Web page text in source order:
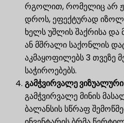
რგოლით, რომელიც არ
დროს, ეფექტურად
ხელს უშლის შაქრისა და
ან მშრალი საქონლის
აკმაყოფილებს 3 თვეზე
საჭიროებებს.
გამჭვირვალე ვიზუალური
გამჭვირვალე მინის
ბალანსის სწრაფ